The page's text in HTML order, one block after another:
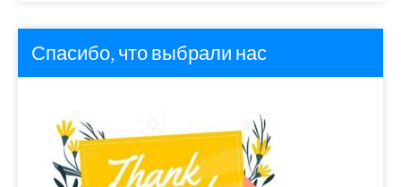
Спасибо, что выбрали нас